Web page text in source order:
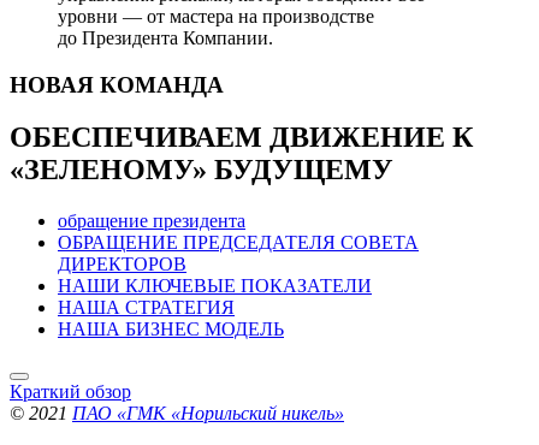
уровни — от мастера на производстве
до Президента Компании.
НОВАЯ КОМАНДА
ОБЕСПЕЧИВАЕМ ДВИЖЕНИЕ К
«ЗЕЛЕНОМУ» БУДУЩЕМУ
обращение президента
ОБРАЩЕНИЕ ПРЕДСЕДАТЕЛЯ СОВЕТА
ДИРЕКТОРОВ
НАШИ КЛЮЧЕВЫЕ ПОКАЗАТЕЛИ
НАША СТРАТЕГИЯ
НАША БИЗНЕС МОДЕЛЬ
Краткий обзор
© 2021 ПАО «ГМК «Норильский никель»